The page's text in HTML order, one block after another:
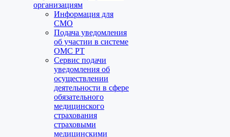
организациям
Информация для
СМО
Подача уведомления
об участии в системе
ОМС РТ
Сервис подачи
уведомления об
осуществлении
деятельности в сфере
обязательного
медицинского
страхования
страховыми
медицинскими